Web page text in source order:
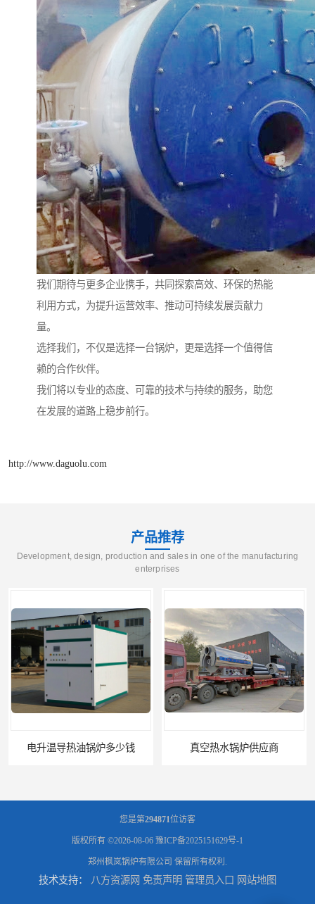
我们期待与更多企业携手，共同探索高效、环保的热能
利用方式，为提升运营效率、推动可持续发展贡献力
量。
选择我们，不仅是选择一台锅炉，更是选择一个值得信
赖的合作伙伴。
我们将以专业的态度、可靠的技术与持续的服务，助您
在发展的道路上稳步前行。
http://www.daguolu.com
产品推荐
Development, design, production and sales in one of the manufacturing
enterprises
电升温导热油锅炉多少钱 真空热水锅炉供应商
您是第294871位访客
版权所有 ©2026-08-06 豫ICP备2025151629号-1
郑州枫岚锅炉有限公司 保留所有权利.
技术支持： 八方资源网 免责声明 管理员入口 网站地图